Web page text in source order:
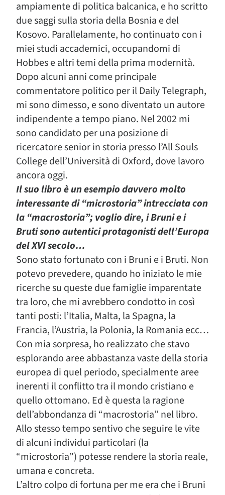
ampiamente di politica balcanica, e ho scritto
due saggi sulla storia della Bosnia e del
Kosovo. Parallelamente, ho continuato con i
miei studi accademici, occupandomi di
Hobbes e altri temi della prima modernità.
Dopo alcuni anni come principale
commentatore politico per il Daily Telegraph,
mi sono dimesso, e sono diventato un autore
indipendente a tempo piano. Nel 2002 mi
sono candidato per una posizione di
ricercatore senior in storia presso l’All Souls
College dell’Università di Oxford, dove lavoro
ancora oggi.
Il suo libro è un esempio davvero molto
interessante di “microstoria” intrecciata con
la “macrostoria”; voglio dire, i Bruni e i
Bruti sono autentici protagonisti dell’Europa
del XVI secolo…
Sono stato fortunato con i Bruni e i Bruti. Non
potevo prevedere, quando ho iniziato le mie
ricerche su queste due famiglie imparentate
tra loro, che mi avrebbero condotto in così
tanti posti: l’Italia, Malta, la Spagna, la
Francia, l’Austria, la Polonia, la Romania ecc…
Con mia sorpresa, ho realizzato che stavo
esplorando aree abbastanza vaste della storia
europea di quel periodo, specialmente aree
inerenti il conflitto tra il mondo cristiano e
quello ottomano. Ed è questa la ragione
dell’abbondanza di “macrostoria” nel libro.
Allo stesso tempo sentivo che seguire le vite
di alcuni individui particolari (la
“microstoria”) potesse rendere la storia reale,
umana e concreta.
L’altro colpo di fortuna per me era che i Bruni